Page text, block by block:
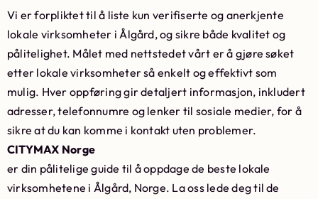
Vi er forpliktet til å liste kun verifiserte og anerkjente
lokale virksomheter i Ålgård, og sikre både kvalitet og
pålitelighet. Målet med nettstedet vårt er å gjøre søket
etter lokale virksomheter så enkelt og effektivt som
mulig. Hver oppføring gir detaljert informasjon, inkludert
adresser, telefonnumre og lenker til sosiale medier, for å
sikre at du kan komme i kontakt uten problemer.
CITYMAX Norge
er din pålitelige guide til å oppdage de beste lokale
virksomhetene i Ålgård, Norge. La oss lede deg til de